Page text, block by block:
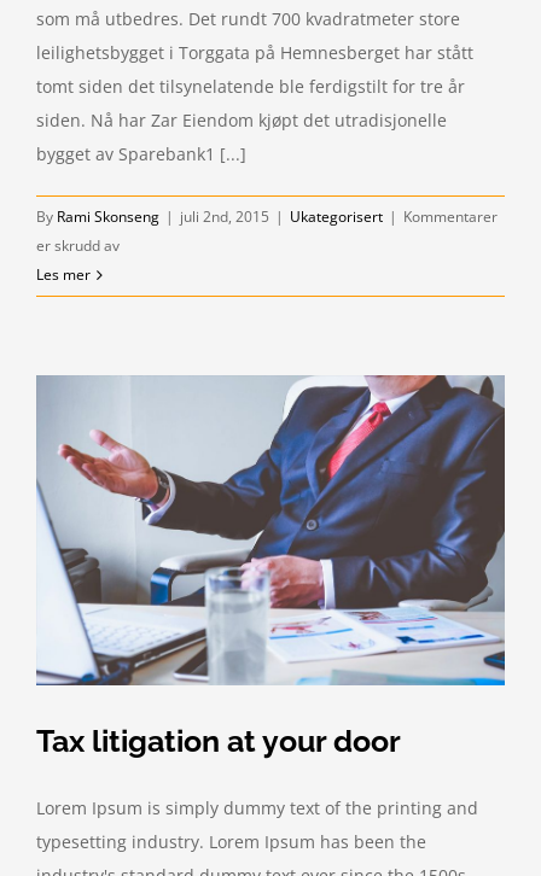
som må utbedres. Det rundt 700 kvadratmeter store
leilighetsbygget i Torggata på Hemnesberget har stått
tomt siden det tilsynelatende ble ferdigstilt for tre år
siden. Nå har Zar Eiendom kjøpt det utradisjonelle
bygget av Sparebank1 [...]
By Rami Skonseng | juli 2nd, 2015 | Ukategorisert | Kommentarer
er skrudd avfor
på
Les mer
Tax litigation at your door
Lorem Ipsum is simply dummy text of the printing and
typesetting industry. Lorem Ipsum has been the